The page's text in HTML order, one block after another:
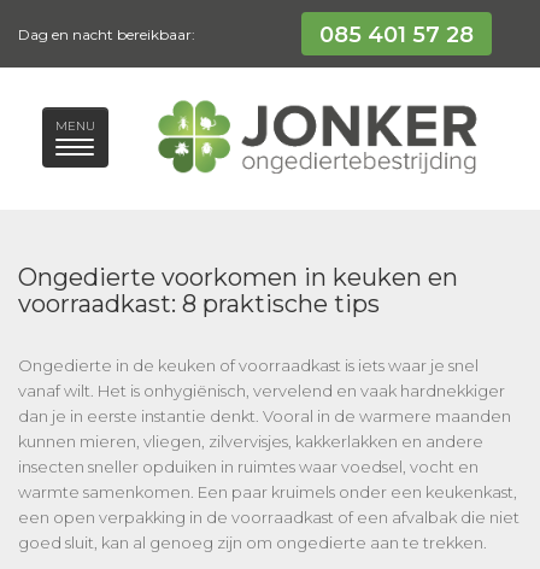
Dag en nacht bereikbaar: 085 401 57 28
MENU
Ongedierte voorkomen in keuken en
voorraadkast: 8 praktische tips
Ongedierte in de keuken of voorraadkast is iets waar je snel
vanaf wilt. Het is onhygiënisch, vervelend en vaak hardnekkiger
dan je in eerste instantie denkt. Vooral in de warmere maanden
kunnen mieren, vliegen, zilvervisjes, kakkerlakken en andere
insecten sneller opduiken in ruimtes waar voedsel, vocht en
warmte samenkomen. Een paar kruimels onder een keukenkast,
een open verpakking in de voorraadkast of een afvalbak die niet
goed sluit, kan al genoeg zijn om ongedierte aan te trekken.